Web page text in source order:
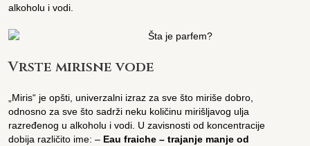
alkoholu i vodi.
Vrste mirisne vode
„Miris“ je opšti, univerzalni izraz za sve što miriše dobro,
odnosno za sve što sadrži neku količinu mirišljavog ulja
razređenog u alkoholu i vodi. U zavisnosti od koncentracije
dobija različito ime: – Eau fraiche – trajanje manje od